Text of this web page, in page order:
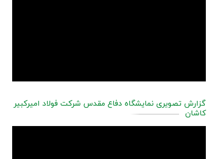
گزارش تصویری نمایشگاه دفاع مقدس شرکت فولاد امیرکبیر
کاشان